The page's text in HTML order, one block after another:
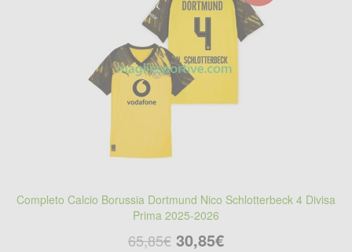
Completo Calcio Borussia Dortmund Nico Schlotterbeck 4 Divisa
Prima 2025-2026
65,85€ 30,85€